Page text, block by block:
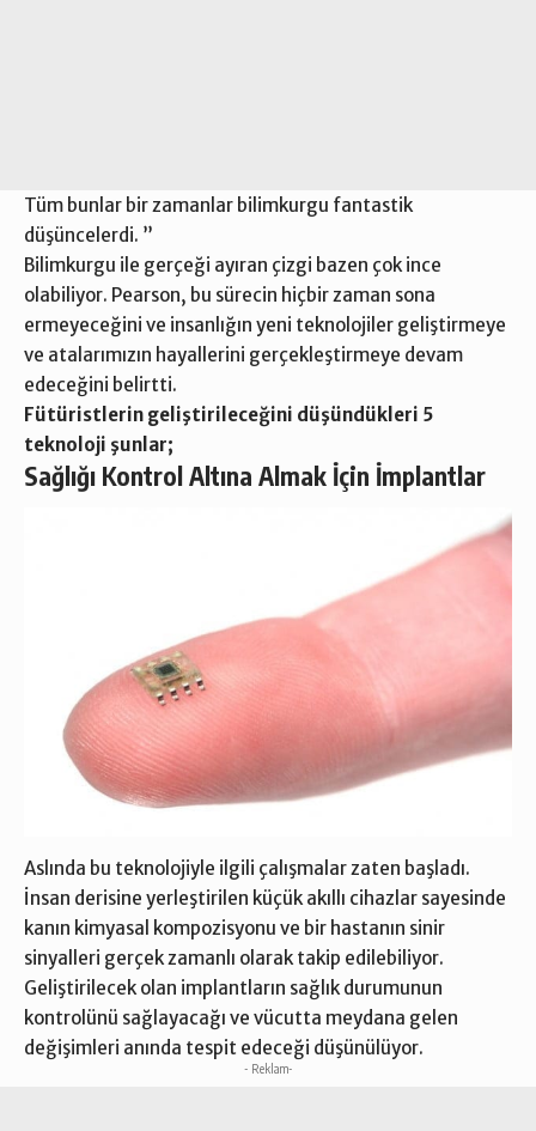
Tüm bunlar bir zamanlar bilimkurgu fantastik
düşüncelerdi. ”
Bilimkurgu ile gerçeği ayıran çizgi bazen çok ince
olabiliyor. Pearson, bu sürecin hiçbir zaman sona
ermeyeceğini ve insanlığın yeni teknolojiler geliştirmeye
ve atalarımızın hayallerini gerçekleştirmeye devam
edeceğini belirtti.
Fütüristlerin geliştirileceğini düşündükleri 5
teknoloji şunlar;
Sağlığı Kontrol Altına Almak İçin İmplantlar
Aslında bu teknolojiyle ilgili çalışmalar zaten başladı.
İnsan derisine yerleştirilen küçük akıllı cihazlar sayesinde
kanın kimyasal kompozisyonu ve bir hastanın sinir
sinyalleri gerçek zamanlı olarak takip edilebiliyor.
Geliştirilecek olan implantların sağlık durumunun
kontrolünü sağlayacağı ve vücutta meydana gelen
değişimleri anında tespit edeceği düşünülüyor.
- Reklam-